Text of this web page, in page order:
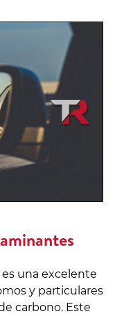
una excelente
y particulares
carbono. Este